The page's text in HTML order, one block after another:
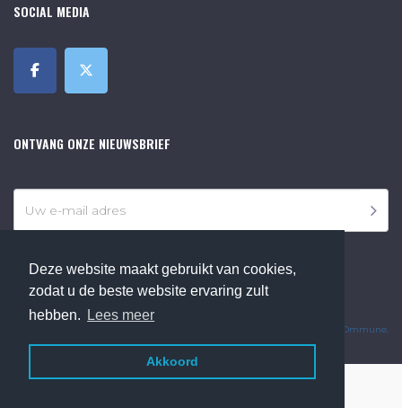
Deze website maakt gebruikt van cookies,
zodat u de beste website ervaring zult
hebben.
Lees meer
Akkoord
SOCIAL MEDIA
ONTVANG ONZE NIEUWSBRIEF
Ommune